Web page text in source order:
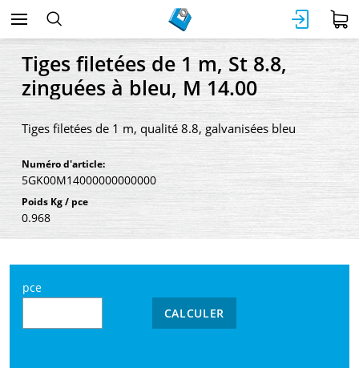
Tiges filetées de 1 m, St 8.8,
zinguées à bleu, M 14.00
Tiges filetées de 1 m, qualité 8.8, galvanisées bleu
Numéro d'article:
5GK00M14000000000000
Poids Kg / pce
0.968
pce
CALCULER